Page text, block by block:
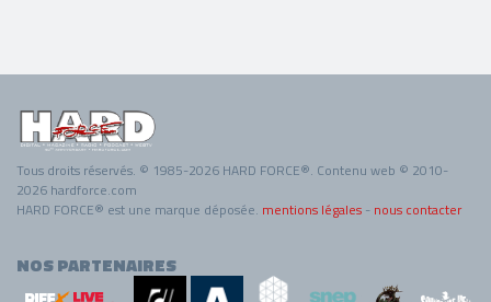
Tous droits réservés. © 1985-2026 HARD FORCE®. Contenu web © 2010-
2026 hardforce.com
HARD FORCE® est une marque déposée. mentions légales - nous contacter
NOS PARTENAIRES